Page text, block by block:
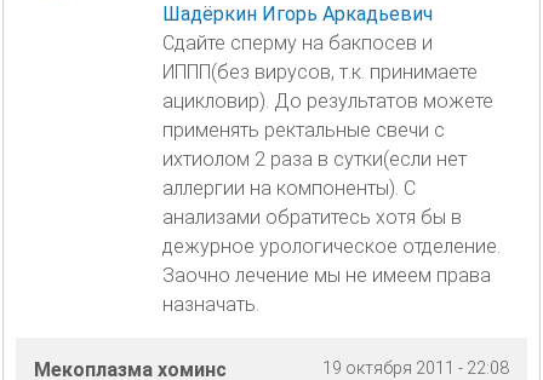
Шадёркин Игорь Аркадьевич
Сдайте сперму на бакпосев и
ИППП(без вирусов, т.к. принимаете
ацикловир). До результатов можете
применять ректальные свечи с
ихтиолом 2 раза в сутки(если нет
аллергии на компоненты). С
анализами обратитесь хотя бы в
дежурное урологическое отделение.
Заочно лечение мы не имеем права
назначать.
19 октября 2011 - 22:08
Мекоплазма хоминс